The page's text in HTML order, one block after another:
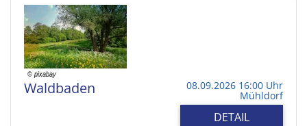
Waldbaden 08.09.2026 16:00 Uhr
Mühldorf
DETAIL